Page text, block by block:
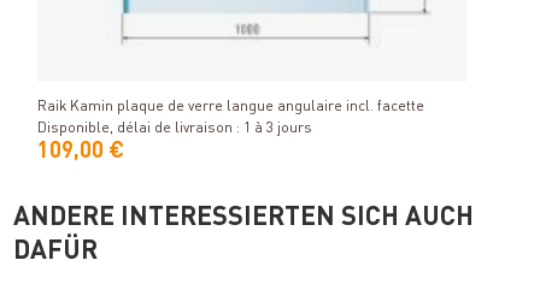
Raik Kamin plaque de verre langue angulaire incl. facette
Disponible, délai de livraison : 1 à 3 jours
109,00 €
ANDERE INTERESSIERTEN SICH AUCH
DAFÜR